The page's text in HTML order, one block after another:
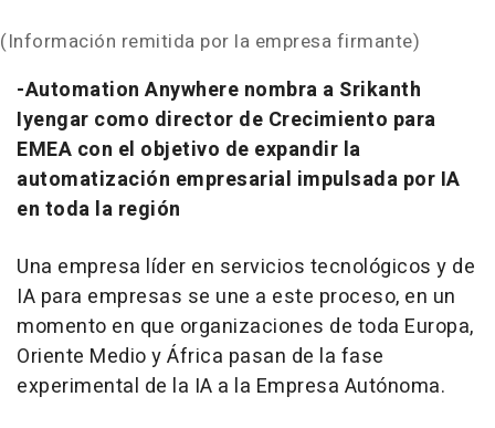
(Información remitida por la empresa firmante)
-Automation Anywhere nombra a Srikanth
Iyengar como director de Crecimiento para
EMEA con el objetivo de expandir la
automatización empresarial impulsada por IA
en toda la región
Una empresa líder en servicios tecnológicos y de
IA para empresas se une a este proceso, en un
momento en que organizaciones de toda Europa,
Oriente Medio y África pasan de la fase
experimental de la IA a la Empresa Autónoma.